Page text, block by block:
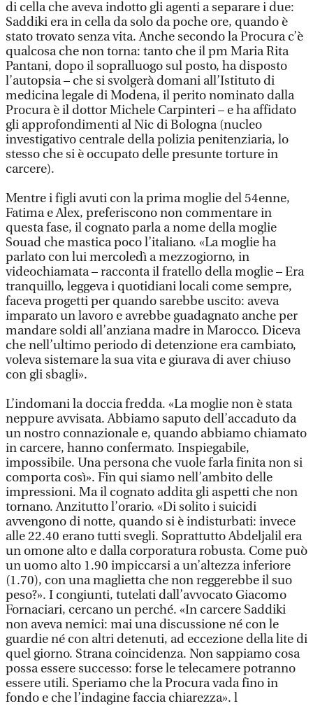
di cella che aveva indotto gli agenti a separare i due:
Saddiki era in cella da solo da poche ore, quando è
stato trovato senza vita. Anche secondo la Procura c’è
qualcosa che non torna: tanto che il pm Maria Rita
Pantani, dopo il sopralluogo sul posto, ha disposto
l’autopsia – che si svolgerà domani all’Istituto di
medicina legale di Modena, il perito nominato dalla
Procura è il dottor Michele Carpinteri – e ha affidato
gli approfondimenti al Nic di Bologna (nucleo
investigativo centrale della polizia penitenziaria, lo
stesso che si è occupato delle presunte torture in
carcere).
Mentre i figli avuti con la prima moglie del 54enne,
Fatima e Alex, preferiscono non commentare in
questa fase, il cognato parla a nome della moglie
Souad che mastica poco l’italiano. «La moglie ha
parlato con lui mercoledì a mezzogiorno, in
videochiamata – racconta il fratello della moglie – Era
tranquillo, leggeva i quotidiani locali come sempre,
faceva progetti per quando sarebbe uscito: aveva
imparato un lavoro e avrebbe guadagnato anche per
mandare soldi all’anziana madre in Marocco. Diceva
che nell’ultimo periodo di detenzione era cambiato,
voleva sistemare la sua vita e giurava di aver chiuso
con gli sbagli».
L’indomani la doccia fredda. «La moglie non è stata
neppure avvisata. Abbiamo saputo dell’accaduto da
un nostro connazionale e, quando abbiamo chiamato
in carcere, hanno confermato. Inspiegabile,
impossibile. Una persona che vuole farla finita non si
comporta così». Fin qui siamo nell’ambito delle
impressioni. Ma il cognato addita gli aspetti che non
tornano. Anzitutto l’orario. «Di solito i suicidi
avvengono di notte, quando si è indisturbati: invece
alle 22.40 erano tutti svegli. Soprattutto Abdeljalil era
un omone alto e dalla corporatura robusta. Come può
un uomo alto 1.90 impiccarsi a un’altezza inferiore
(1.70), con una maglietta che non reggerebbe il suo
peso?». I congiunti, tutelati dall’avvocato Giacomo
Fornaciari, cercano un perché. «In carcere Saddiki
non aveva nemici: mai una discussione né con le
guardie né con altri detenuti, ad eccezione della lite di
quel giorno. Strana coincidenza. Non sappiamo cosa
possa essere successo: forse le telecamere potranno
essere utili. Speriamo che la Procura vada fino in
fondo e che l’indagine faccia chiarezza». l